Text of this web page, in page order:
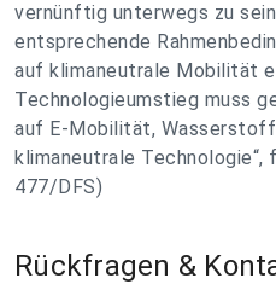
vernünftig unterwegs zu
entsprechende
auf klimaneutrale Mobilität
Technologieumstieg muss
auf E-Mobilität,
klimaneutrale Technologie“,
477/DFS)
Rückfragen &